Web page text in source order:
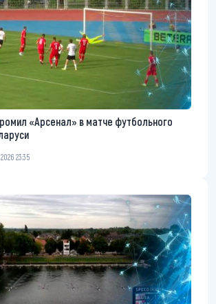
«Арсенал» в матче футбольного
23:35